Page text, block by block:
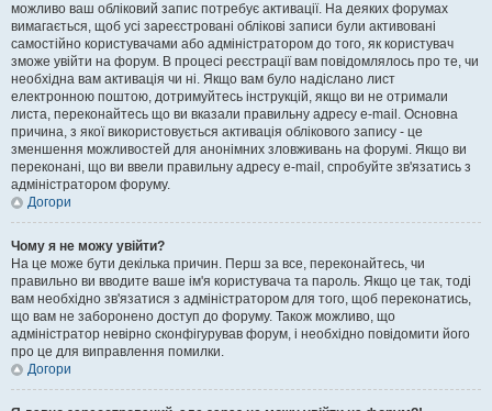
можливо ваш обліковий запис потребує активації. На деяких форумах
вимагається, щоб усі зареєстровані облікові записи були активовані
самостійно користувачами або адміністратором до того, як користувач
зможе увійти на форум. В процесі реєстрації вам повідомлялось про те, чи
необхідна вам активація чи ні. Якщо вам було надіслано лист
електронною поштою, дотримуйтесь інструкцій, якщо ви не отримали
листа, переконайтесь що ви вказали правильну адресу e-mail. Основна
причина, з якої використовується активація облікового запису - це
зменшення можливостей для анонімних зловживань на форумі. Якщо ви
переконані, що ви ввели правильну адресу e-mail, спробуйте зв'язатись з
адміністратором форуму.
Догори
Чому я не можу увійти?
На це може бути декілька причин. Перш за все, переконайтесь, чи
правильно ви вводите ваше ім'я користувача та пароль. Якщо це так, тоді
вам необхідно зв'язатися з адміністратором для того, щоб переконатись,
що вам не заборонено доступ до форуму. Також можливо, що
адміністратор невірно сконфігурував форум, і необхідно повідомити його
про це для виправлення помилки.
Догори